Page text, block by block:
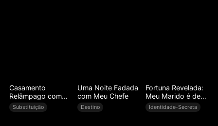
Casamento
Relâmpago com
Meu Marido
Lobisomem
Substituição
Uma Noite Fadada
com Meu Chefe
Destino
Fortuna Revelada:
Meu Marido é de
Estouro
Identidade-Secreta